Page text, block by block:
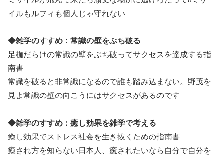
イルもルフィも個人じゃ守れない
◆雑学のすすめ：常識の壁をぶち破る
足枷だらけの常識の壁をぶち破ってサクセスを達成する指
南書
常識を破ると非常識になるので誰も踏み込まない。野茂を
見よ常識の壁の向こうにはサクセスがあるのです
◆雑学のすすめ：癒し効果を雑学で考える
癒し効果でストレス社会を生き抜くための指南書
癒され方を知らない日本人、癒されたいなら自分で自分を